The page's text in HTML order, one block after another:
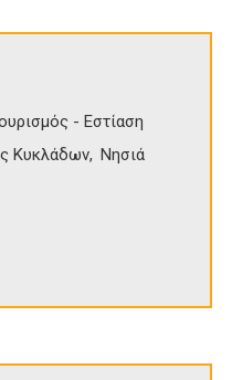
- Εστίαση
Κυκλάδων
Νησιά